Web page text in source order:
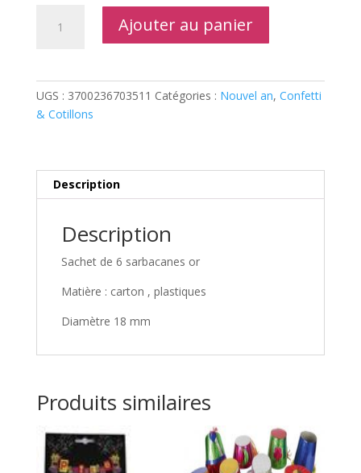
sarbacanes
Ajouter au panier
UGS : 3700236703511 Catégories : Nouvel an, Confetti
& Cotillons
Description
Description
Sachet de 6 sarbacanes or
Matière : carton , plastiques
Diamètre 18 mm
Produits similaires